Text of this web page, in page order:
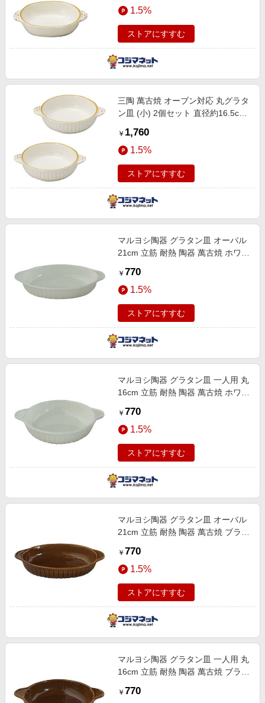
1.5%
ストアにすすむ
三陶 萬古焼 オーブン対応 丸グラタ
ン皿 (小) 2個セット 直径約16.5cm
￥ 1,760
1.5%
ストアにすすむ
マルヨシ陶器 グラタン皿 オーバル
21cm 立筋 耐熱 陶器 萬古焼 ホワイ
￥ 770
1.5%
ストアにすすむ
マルヨシ陶器 グラタン皿 一人用 丸
16cm 立筋 耐熱 陶器 萬古焼 ホワイ
￥ 770
1.5%
ストアにすすむ
マルヨシ陶器 グラタン皿 オーバル
21cm 立筋 耐熱 陶器 萬古焼 ブラウ
￥ 770
1.5%
ストアにすすむ
マルヨシ陶器 グラタン皿 一人用 丸
16cm 立筋 耐熱 陶器 萬古焼 ブラウ
￥ 770